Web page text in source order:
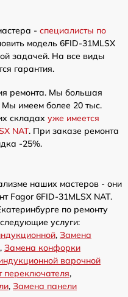
- специалисты по
модель 6FID-31MLSX
задачей. На все виды
гарантия.
ремонта. Мы большая
Мы имеем более 20 тыс.
складах уже имеется
NAT. При заказе ремонта
-25%.
наших мастеров - они
Fagor 6FID-31MLSX NAT.
по ремонту
услуги:
, Замена
, Замена конфорки
варочной
переключателя,
, Замена панели